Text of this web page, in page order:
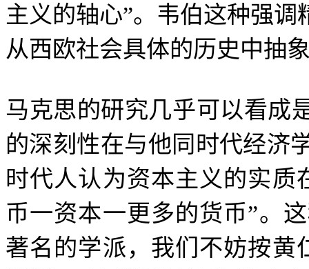
主义的轴心”。韦伯这种强调
从西欧社会具体的历史中抽
马克思的研究几乎可以看成
的深刻性在与他同时代经济
时代人认为资本主义的实
币一资本一更多的货币”。
著名的学派，我们不妨按黄